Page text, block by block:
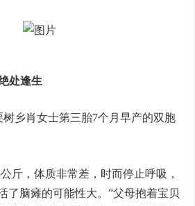
处逢生
乡肖女士第三胎7个月早产的双胞
斤，体质非常差，时而停止呼吸，
了脑瘫的可能性大。”父母抱着宝贝